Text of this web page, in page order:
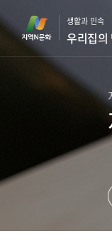
텐
영
단
역
생활과 민속
우리집의